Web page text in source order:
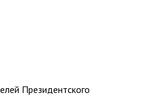
Президентского